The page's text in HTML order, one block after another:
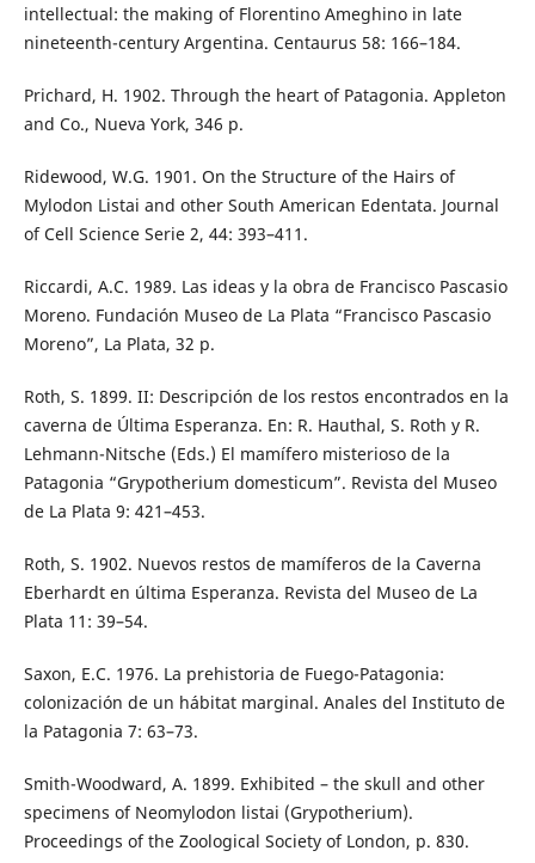
intellectual: the making of Florentino Ameghino in late
nineteenth-century Argentina. Centaurus 58: 166–184.
Prichard, H. 1902. Through the heart of Patagonia. Appleton
and Co., Nueva York, 346 p.
Ridewood, W.G. 1901. On the Structure of the Hairs of
Mylodon Listai and other South American Edentata. Journal
of Cell Science Serie 2, 44: 393–411.
Riccardi, A.C. 1989. Las ideas y la obra de Francisco Pascasio
Moreno. Fundación Museo de La Plata “Francisco Pascasio
Moreno”, La Plata, 32 p.
Roth, S. 1899. II: Descripción de los restos encontrados en la
caverna de Última Esperanza. En: R. Hauthal, S. Roth y R.
Lehmann-Nitsche (Eds.) El mamífero misterioso de la
Patagonia “Grypotherium domesticum”. Revista del Museo
de La Plata 9: 421–453.
Roth, S. 1902. Nuevos restos de mamíferos de la Caverna
Eberhardt en última Esperanza. Revista del Museo de La
Plata 11: 39–54.
Saxon, E.C. 1976. La prehistoria de Fuego-Patagonia:
colonización de un hábitat marginal. Anales del Instituto de
la Patagonia 7: 63–73.
Smith-Woodward, A. 1899. Exhibited – the skull and other
specimens of Neomylodon listai (Grypotherium).
Proceedings of the Zoological Society of London, p. 830.